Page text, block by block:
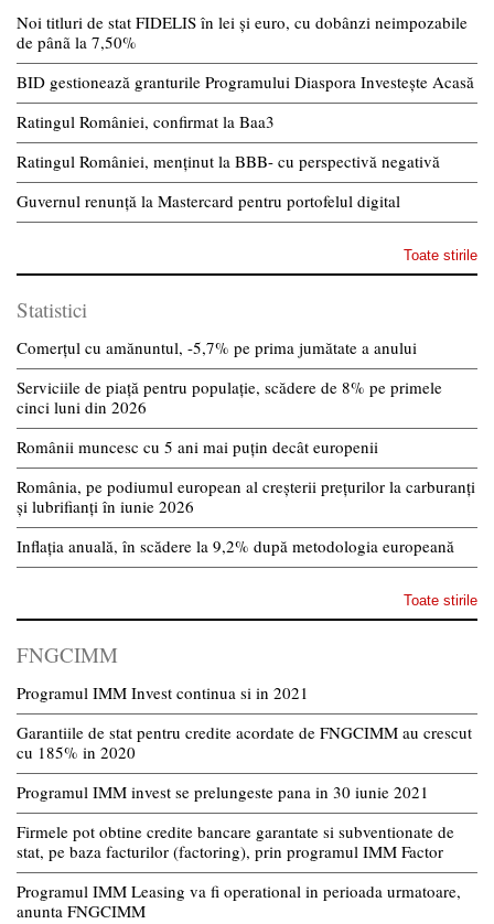
Noi titluri de stat FIDELIS în lei și euro, cu dobânzi neimpozabile
de pânã la 7,50%
BID gestionează granturile Programului Diaspora Investește Acasă
Ratingul României, confirmat la Baa3
Ratingul României, menținut la BBB- cu perspectivă negativă
Guvernul renunță la Mastercard pentru portofelul digital
Toate stirile
Statistici
Comerțul cu amănuntul, -5,7% pe prima jumătate a anului
Serviciile de piață pentru populație, scădere de 8% pe primele
cinci luni din 2026
Românii muncesc cu 5 ani mai puțin decât europenii
România, pe podiumul european al creșterii prețurilor la carburanți
și lubrifianți în iunie 2026
Inflația anuală, în scădere la 9,2% după metodologia europeană
Toate stirile
FNGCIMM
Programul IMM Invest continua si in 2021
Garantiile de stat pentru credite acordate de FNGCIMM au crescut
cu 185% in 2020
Programul IMM invest se prelungeste pana in 30 iunie 2021
Firmele pot obtine credite bancare garantate si subventionate de
stat, pe baza facturilor (factoring), prin programul IMM Factor
Programul IMM Leasing va fi operational in perioada urmatoare,
anunta FNGCIMM